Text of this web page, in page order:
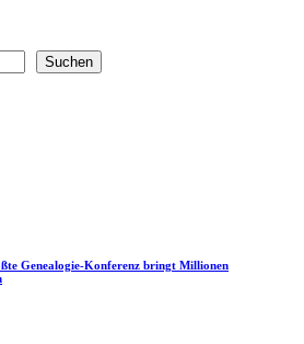
Suchen
Genealogie-Konferenz bringt Millionen